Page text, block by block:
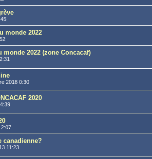
monde 2022
2022 (zone Concacaf)
2018 0:30
2020
canadienne?
11:23